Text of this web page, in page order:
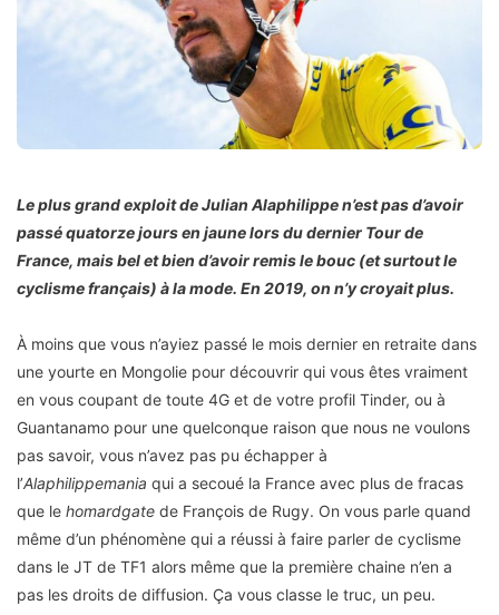
Le plus grand exploit de Julian Alaphilippe n’est pas d’avoir
passé quatorze jours en jaune lors du dernier Tour de
France, mais bel et bien d’avoir remis le bouc (et surtout le
cyclisme français) à la mode. En 2019, on n’y croyait plus.
À moins que vous n’ayiez passé le mois dernier en retraite dans
une yourte en Mongolie pour découvrir qui vous êtes vraiment
en vous coupant de toute 4G et de votre profil Tinder, ou à
Guantanamo pour une quelconque raison que nous ne voulons
pas savoir, vous n’avez pas pu échapper à
l’Alaphilippemania qui a secoué la France avec plus de fracas
que le homardgate de François de Rugy. On vous parle quand
même d’un phénomène qui a réussi à faire parler de cyclisme
dans le JT de TF1 alors même que la première chaine n’en a
pas les droits de diffusion. Ça vous classe le truc, un peu.